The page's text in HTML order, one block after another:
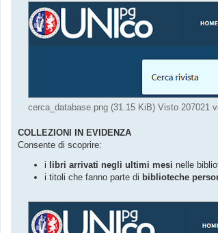
cerca_database.png (31.15 KiB) Visto 207021
COLLEZIONI IN EVIDENZA
Consente di scoprire:
i libri arrivati negli ultimi mesi nelle
i titoli che fanno parte di biblioteche